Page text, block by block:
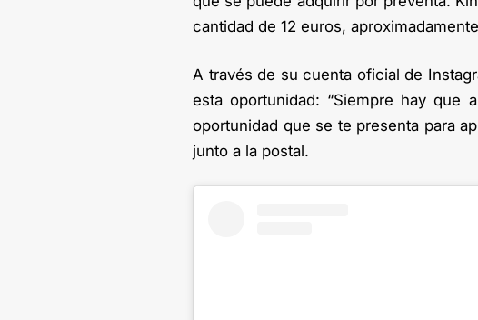
cantidad de 12 euros,
A través de su cuenta oficial de
esta oportunidad: “Siempre hay que
oportunidad que se te presenta para
junto a la postal.